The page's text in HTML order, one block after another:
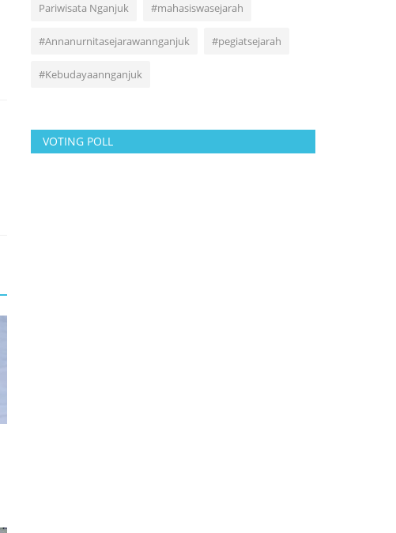
Pariwisata Nganjuk #mahasiswasejarah
#Annanurnitasejarawannganjuk #pegiatsejarah
#Kebudayaannganjuk
VOTING POLL